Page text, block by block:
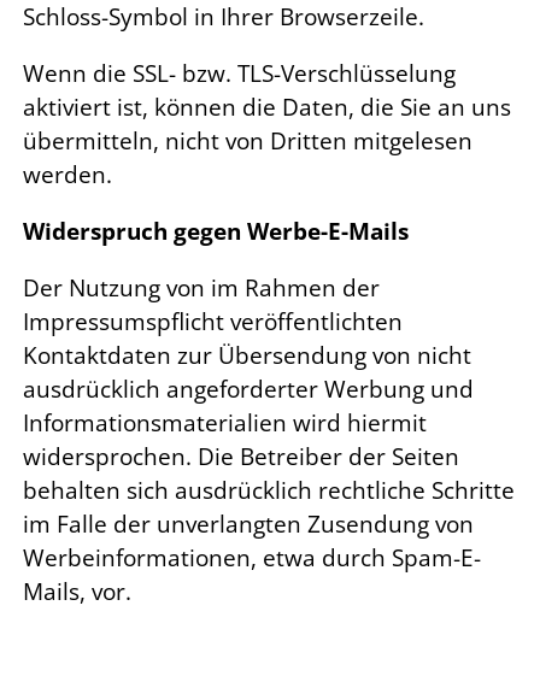
Schloss-Symbol in Ihrer Browserzeile.
Wenn die SSL- bzw. TLS-Verschlüsselung
aktiviert ist, können die Daten, die Sie an uns
übermitteln, nicht von Dritten mitgelesen
werden.
Widerspruch gegen Werbe-E-Mails
Der Nutzung von im Rahmen der
Impressumspflicht veröffentlichten
Kontaktdaten zur Übersendung von nicht
ausdrücklich angeforderter Werbung und
Informationsmaterialien wird hiermit
widersprochen. Die Betreiber der Seiten
behalten sich ausdrücklich rechtliche Schritte
im Falle der unverlangten Zusendung von
Werbeinformationen, etwa durch Spam-E-
Mails, vor.